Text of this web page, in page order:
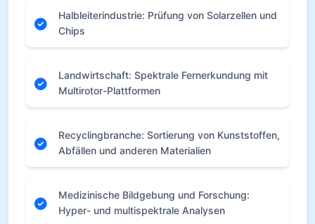
Halbleiterindustrie: Prüfung von Solarzellen und
Chips
Landwirtschaft: Spektrale Fernerkundung mit
Multirotor-Plattformen
Recyclingbranche: Sortierung von Kunststoffen,
Abfällen und anderen Materialien
Medizinische Bildgebung und Forschung:
Hyper- und multispektrale Analysen